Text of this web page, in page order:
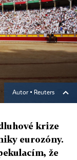
Autor ▪ Reuters
krize
eurozóny.
že